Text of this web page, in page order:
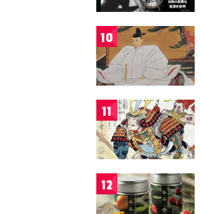
10
11
12